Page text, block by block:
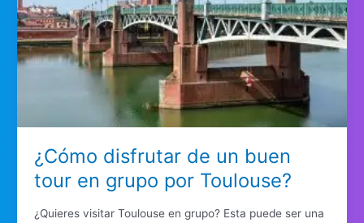
¿Cómo disfrutar de un buen
tour en grupo por Toulouse?
¿Quieres visitar Toulouse en grupo? Esta puede ser una